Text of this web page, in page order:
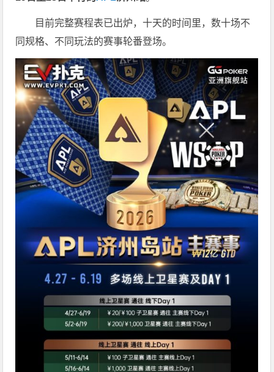
目前完整赛程表已出炉，十天的时间里，数十场不
同规格、不同玩法的赛事轮番登场。